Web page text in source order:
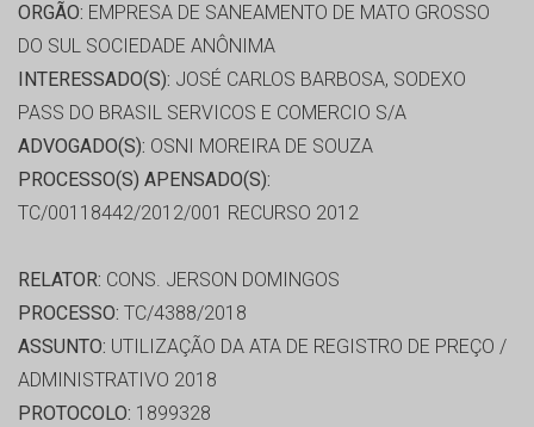
ORGÃO: EMPRESA DE SANEAMENTO DE MATO GROSSO
DO SUL SOCIEDADE ANÔNIMA
INTERESSADO(S): JOSÉ CARLOS BARBOSA, SODEXO
PASS DO BRASIL SERVICOS E COMERCIO S/A
ADVOGADO(S): OSNI MOREIRA DE SOUZA
PROCESSO(S) APENSADO(S):
TC/00118442/2012/001 RECURSO 2012
RELATOR: CONS. JERSON DOMINGOS
PROCESSO: TC/4388/2018
ASSUNTO: UTILIZAÇÃO DA ATA DE REGISTRO DE PREÇO /
ADMINISTRATIVO 2018
PROTOCOLO: 1899328